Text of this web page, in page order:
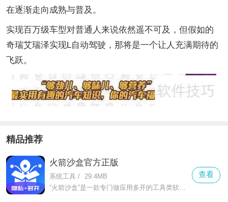
在逐渐走向成熟与普及。
实现百万级车型对普通人来说依然遥不可及，但假如的
奇瑞艾瑞泽实现L自动驾驶，那将是一个让人充满期待的
飞跃。
精品推荐
火箭沙盒官方正版
系统工具 / 29.4MB
“火箭沙盒”是一款专门做应用多开的工具类软件，不管是微信、qq这类社交软件，还是抖音、淘宝这类娱乐购物app，都能轻松实现双开甚至多开。对于需要工作生活账号分开的人来说，它就是刚需工具。
查看